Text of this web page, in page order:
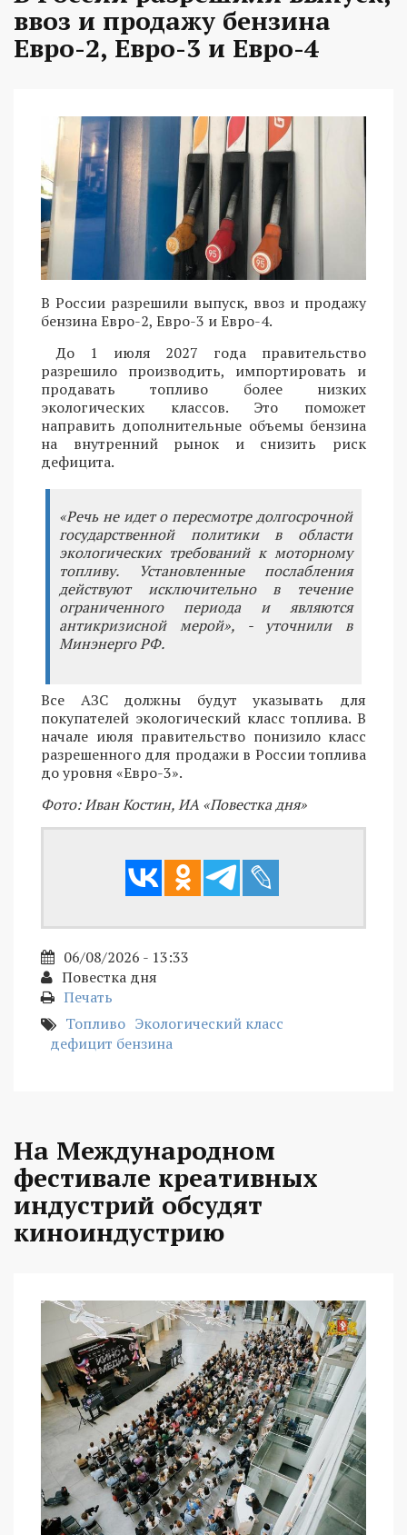
ввоз и продажу бензина
Евро-2, Евро-3 и Евро-4
В России разрешили выпуск, ввоз и продажу
бензина Евро-2, Евро-3 и Евро-4.
До 1 июля 2027 года правительство
разрешило производить, импортировать и
продавать топливо более низких
экологических классов. Это поможет
направить дополнительные объемы бензина
на внутренний рынок и снизить риск
дефицита.
«Речь не идет о пересмотре долгосрочной
государственной политики в области
экологических требований к моторному
топливу. Установленные послабления
действуют исключительно в течение
ограниченного периода и являются
антикризисной мерой», - уточнили в
Минэнерго РФ.
Все АЗС должны будут указывать для
покупателей экологический класс топлива. В
начале июля правительство понизило класс
разрешенного для продажи в России топлива
до уровня «Евро-3».
Фото: Иван Костин, ИА «Повестка дня»
06/08/2026 - 13:33
Повестка дня
Печать
Топливо Экологический класс
дефицит бензина
На Международном
фестивале креативных
индустрий обсудят
киноиндустрию